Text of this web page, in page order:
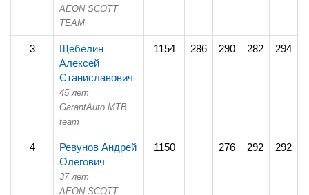
AEON SCOTT
TEAM
3
Щебелин
Алексей
Станиславович
45 лет
GarantAuto MTB
team
1154 286 290 282 294
4
Ревунов Андрей
Олегович
37 лет
AEON SCOTT
1150 276 292 292